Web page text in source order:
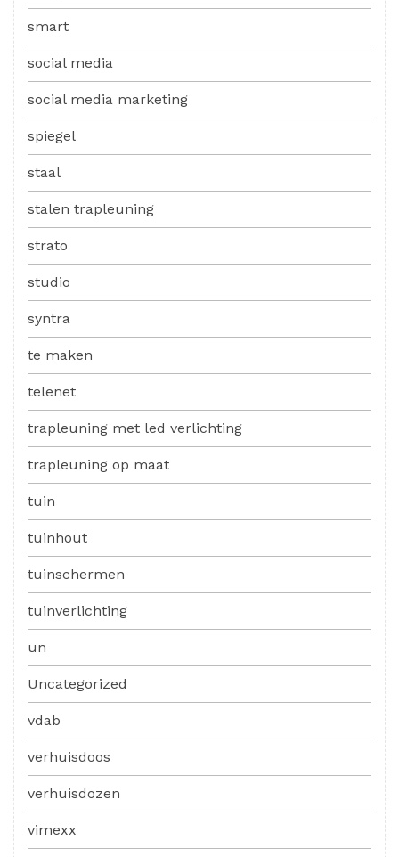
smart
social media
social media marketing
spiegel
staal
stalen trapleuning
strato
studio
syntra
te maken
telenet
trapleuning met led verlichting
trapleuning op maat
tuin
tuinhout
tuinschermen
tuinverlichting
un
Uncategorized
vdab
verhuisdoos
verhuisdozen
vimexx